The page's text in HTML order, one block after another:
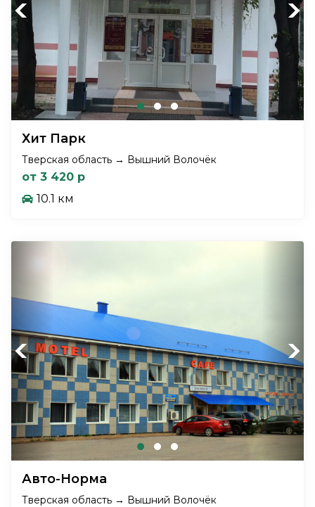
Previous Next
Хит Парк
Тверская область → Вышний Волочёк
от 3 420 р
10.1 км
Previous Next
Авто-Норма
Тверская область → Вышний Волочёк